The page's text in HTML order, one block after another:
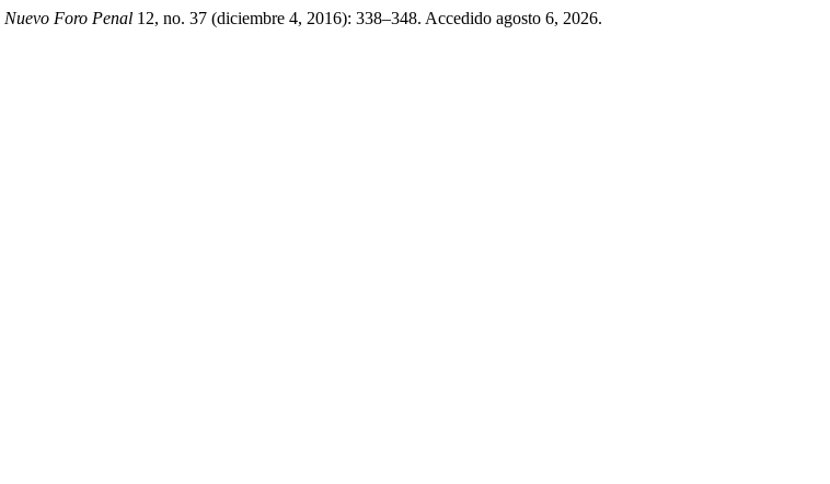
Nuevo Foro Penal 12, no. 37 (diciembre 4, 2016): 338–348. Accedido agosto 6, 2026.